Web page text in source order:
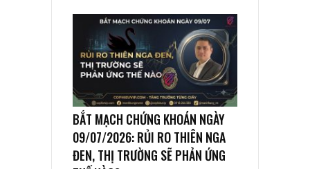
BẮT MẠCH CHỨNG KHOÁN NGÀY
09/07/2026: RỦI RO THIÊN NGA
ĐEN, THỊ TRƯỜNG SẼ PHẢN ỨNG